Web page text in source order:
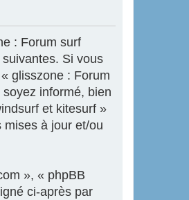
: Forum surf
Si vous
glisszone : Forum
informé, bien
et kitesurf »
mises à jour et/ou
», « phpBB
ci-après par